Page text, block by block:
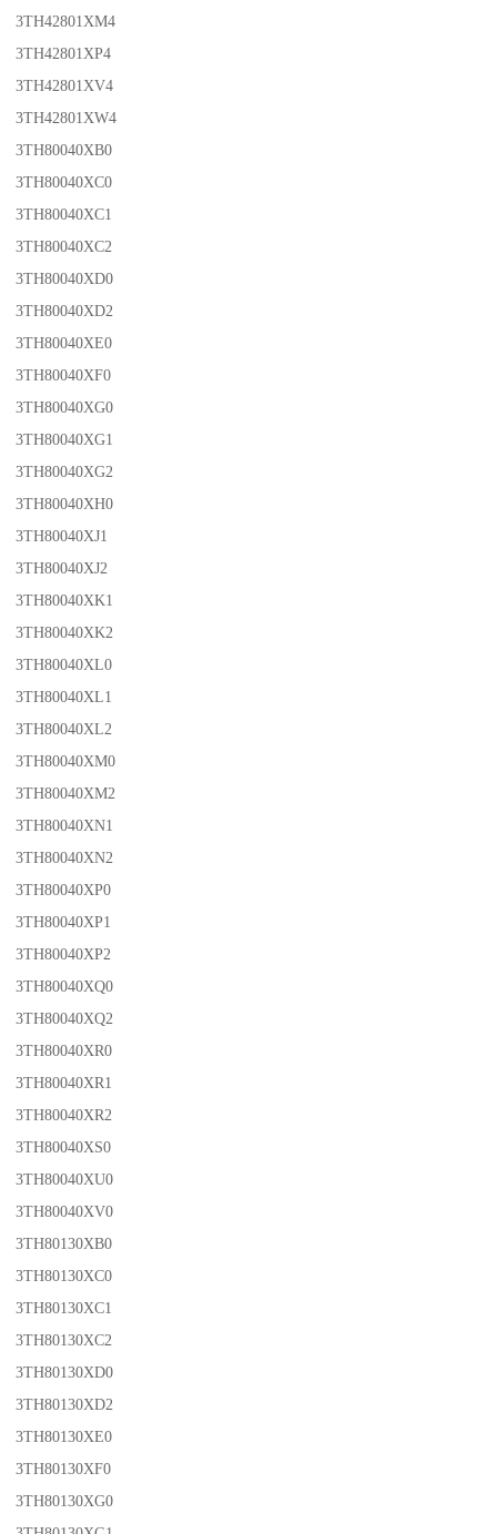
3TH42801XM4
3TH42801XP4
3TH42801XV4
3TH42801XW4
3TH80040XB0
3TH80040XC0
3TH80040XC1
3TH80040XC2
3TH80040XD0
3TH80040XD2
3TH80040XE0
3TH80040XF0
3TH80040XG0
3TH80040XG1
3TH80040XG2
3TH80040XH0
3TH80040XJ1
3TH80040XJ2
3TH80040XK1
3TH80040XK2
3TH80040XL0
3TH80040XL1
3TH80040XL2
3TH80040XM0
3TH80040XM2
3TH80040XN1
3TH80040XN2
3TH80040XP0
3TH80040XP1
3TH80040XP2
3TH80040XQ0
3TH80040XQ2
3TH80040XR0
3TH80040XR1
3TH80040XR2
3TH80040XS0
3TH80040XU0
3TH80040XV0
3TH80130XB0
3TH80130XC0
3TH80130XC1
3TH80130XC2
3TH80130XD0
3TH80130XD2
3TH80130XE0
3TH80130XF0
3TH80130XG0